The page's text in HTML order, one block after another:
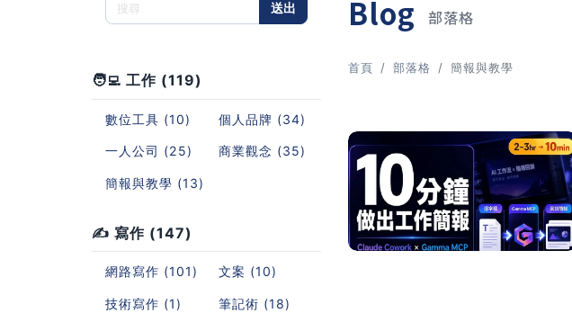
送出
🧑‍💻 工作 (119)
數位工具 (10) 個人品牌 (34)
一人公司 (25) 商業觀念 (35)
簡報與教學 (13)
✍️ 寫作 (147)
網路寫作 (101) 文案 (10)
技術寫作 (1) 筆記術 (18)
Blog 部落格
首頁 部落格 簡報與教學